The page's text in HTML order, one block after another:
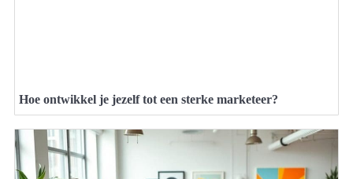
Hoe ontwikkel je jezelf tot een sterke marketeer?